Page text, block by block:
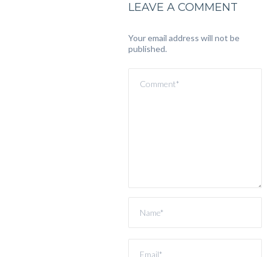
LEAVE A COMMENT
Your email address will not be
published.